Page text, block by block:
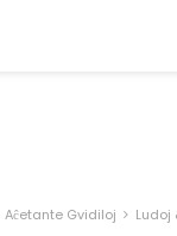
Aĉetante Gvidiloj Ludoj